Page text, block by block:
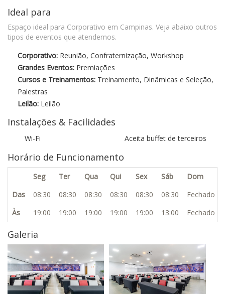
Ideal para
Espaço ideal para Corporativo em Campinas. Veja abaixo outros
tipos de eventos que atendemos.
Corporativo: Reunião, Confraternização, Workshop
Grandes Eventos: Premiações
Cursos e Treinamentos: Treinamento, Dinâmicas e Seleção,
Palestras
Leilão: Leilão
Instalações & Facilidades
Wi-Fi Aceita buffet de terceiros
Horário de Funcionamento
Seg Ter Qua Qui Sex Sáb
Dom
Das
08:30 08:30 08:30 08:30 08:30 08:30
Fechado
Às
19:00 19:00 19:00 19:00 19:00 13:00 Fechado
Galeria